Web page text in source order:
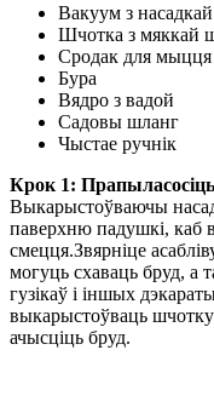
Вакуум з насадкай
Шчотка з мяккай
Сродак для мыцця
Бура
Вядро з вадой
Садовы шланг
Чыстае ручнік
Крок 1:
Выкарыстоўваючы
паверхню падушкі, каб
смецця.Звярніце
могуць схаваць бруд, а
гузікаў і іншых
выкарыстоўваць
ачысціць бруд.